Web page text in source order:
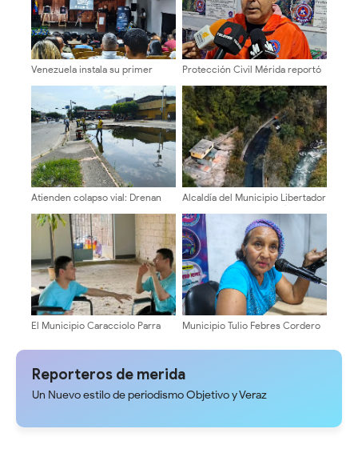
Venezuela instala su primer
detector de astropartículas en
Protección Civil Mérida reportó
municipios
Atienden colapso vial: Drenan
Latino de Nueva Bolivia
Alcaldía del Municipio Libertador
rehabilita el enlace Jesús
Manuel Gámez Arellano
El Municipio Caracciolo Parra
quienes más lo necesitan
Municipio Tulio Febres Cordero
reactivar y potenciar el turismo
Reporteros de merida
Un Nuevo estilo de periodismo Objetivo y Veraz